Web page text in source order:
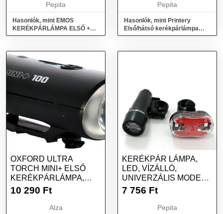
Pepita
Hasonlók, mint EMOS
KERÉKPÁRLÁMPA ELSŐ +
HÁTSÓ SZETT 1+3 CHIP
Pepita
Hasonlók, mint Printery
Első/hátsó kerékpárlámpa
készlet, 500 lumen, 4
OXFORD ULTRA
TORCH MINI+ ELSŐ
KERÉKPÁRLÁMPA,
(USB TÖLTÉS, 100 LM
10 290 Ft
Alza
KERÉKPÁR LÁMPA,
LED, VÍZÁLLÓ,
UNIVERZÁLIS MODELL
5 LED ELŐL 9 LED...
7 756 Ft
Pepita